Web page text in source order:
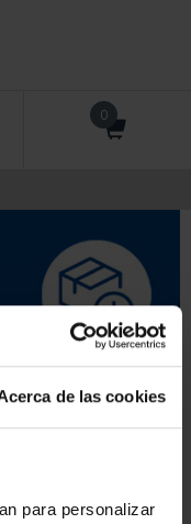
de las cookies
para personalizar
0